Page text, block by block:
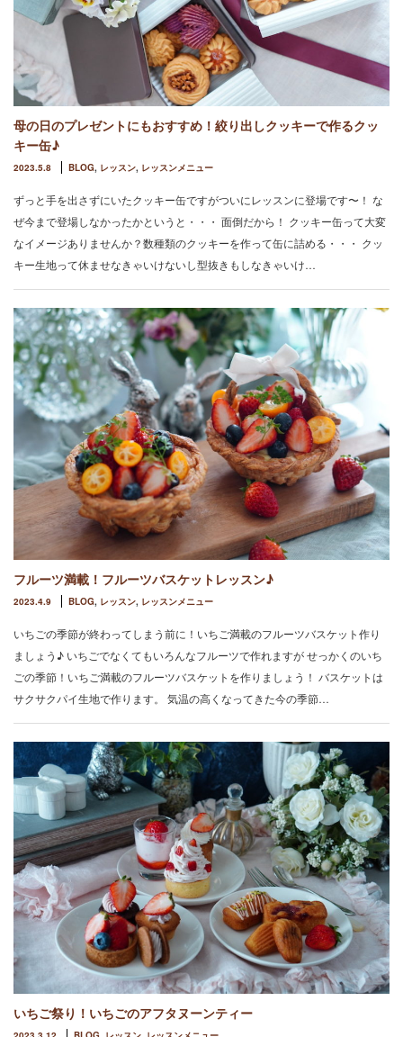
母の日のプレゼントにもおすすめ！絞り出しクッキーで作るクッ
キー缶♪
2023.5.8 BLOG, レッスン, レッスンメニュー
ずっと手を出さずにいたクッキー缶ですがついにレッスンに登場です〜！ な
ぜ今まで登場しなかったかというと・・・ 面倒だから！ クッキー缶って大変
なイメージありませんか？数種類のクッキーを作って缶に詰める・・・ クッ
キー生地って休ませなきゃいけないし型抜きもしなきゃいけ…
フルーツ満載！フルーツバスケットレッスン♪
2023.4.9 BLOG, レッスン, レッスンメニュー
いちごの季節が終わってしまう前に！いちご満載のフルーツバスケット作り
ましょう♪ いちごでなくてもいろんなフルーツで作れますが せっかくのいち
ごの季節！いちご満載のフルーツバスケットを作りましょう！ バスケットは
サクサクパイ生地で作ります。 気温の高くなってきた今の季節…
いちご祭り！いちごのアフタヌーンティー